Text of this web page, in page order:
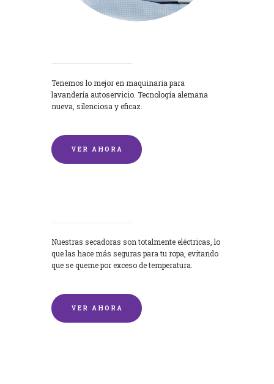
Tenemos lo mejor en maquinaria para
lavandería autoservicio. Tecnología alemana
nueva, silenciosa y eficaz.
VER AHORA
Nuestras secadoras son totalmente eléctricas, lo
que las hace más seguras para tu ropa, evitando
que se queme por exceso de temperatura.
VER AHORA